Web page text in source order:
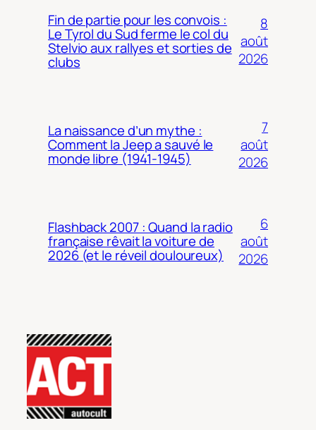
Fin de partie pour les convois :
Le Tyrol du Sud ferme le col du
Stelvio aux rallyes et sorties de
clubs
8
août
2026
La naissance d’un mythe :
Comment la Jeep a sauvé le
monde libre (1941-1945)
7
août
2026
Flashback 2007 : Quand la radio
française rêvait la voiture de
2026 (et le réveil douloureux)
6
août
2026